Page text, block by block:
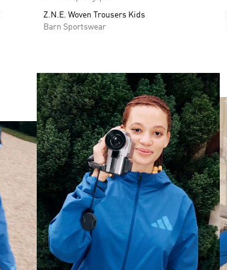
Z.N.E. Woven Trousers Kids
Barn Sportswear